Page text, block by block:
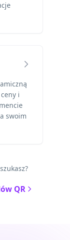
i
swoim
QR